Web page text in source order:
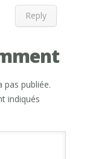
Reply
pas publiée.
indiqués